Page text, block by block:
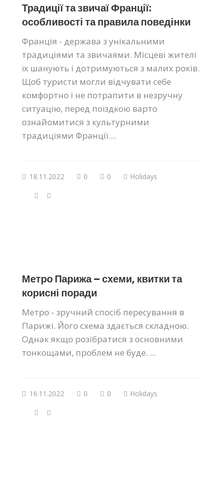
Традиції та звичаї Франції:
особливості та правила поведінки
Франція - держава з унікальними
традиціями та звичаями. Місцеві жителі
їх шанують і дотримуються з малих років.
Щоб туристи могли відчувати себе
комфортно і не потрапити в незручну
ситуацію, перед поїздкою варто
ознайомитися з культурними
традиціями Франції....
18.11.2022 0 0 Holidays
Метро Парижа – схеми, квитки та
корисні поради
Метро - зручний спосіб пересування в
Парижі. Його схема здається складною.
Однак якщо розібратися з основними
тонкощами, проблем не буде. ...
16.11.2022 0 0 Holidays